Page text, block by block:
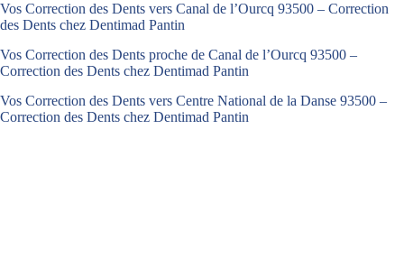
Vos Correction des Dents vers Canal de l’Ourcq 93500 – Correction
des Dents chez Dentimad Pantin
Vos Correction des Dents proche de Canal de l’Ourcq 93500 –
Correction des Dents chez Dentimad Pantin
Vos Correction des Dents vers Centre National de la Danse 93500 –
Correction des Dents chez Dentimad Pantin